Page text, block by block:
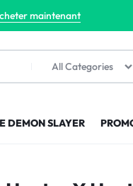
maintenant
All Categories
DEMON SLAYER